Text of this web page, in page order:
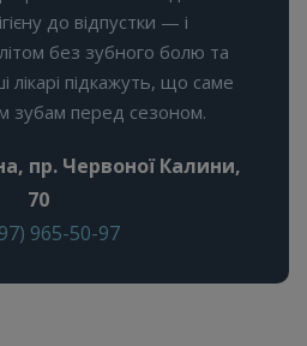
до відпустки — і
без зубного болю та
лікарі підкажуть, що саме
зубам перед сезоном.
пр. Червоної Калини,
70
965-50-97